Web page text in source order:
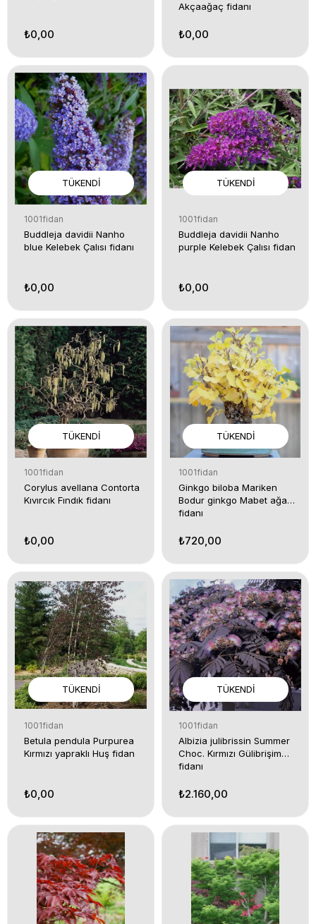
₺0,00
Akçaağaç fidanı
₺0,00
TÜKENDI
1001fidan
Buddleja davidii Nanho
blue Kelebek Çalısı fidanı
₺0,00
TÜKENDI
1001fidan
Buddleja davidii Nanho
purple Kelebek Çalısı fidan
₺0,00
TÜKENDI
1001fidan
Corylus avellana Contorta
Kıvırcık Fındık fidanı
₺0,00
TÜKENDI
1001fidan
Ginkgo biloba Mariken
Bodur ginkgo Mabet ağacı
fidanı
₺720,00
TÜKENDI
1001fidan
Betula pendula Purpurea
Kırmızı yapraklı Huş fidan
₺0,00
TÜKENDI
1001fidan
Albizia julibrissin Summer
Choc. Kırmızı Gülibrişim
fidanı
₺2.160,00